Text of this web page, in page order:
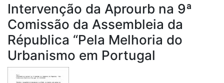
Intervenção da Aprourb na 9ª
Comissão da Assembleia da
Républica “Pela Melhoria do
Urbanismo em Portugal